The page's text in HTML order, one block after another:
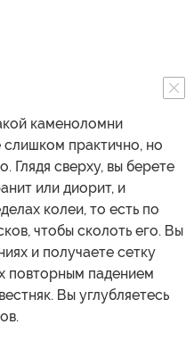
каменоломни
слишком практично, но
Глядя сверху, вы берете
или диорит, и
колеи, то есть по
чтобы сколоть его. Вы
и получаете сетку
повторным падением
Вы углубляетесь